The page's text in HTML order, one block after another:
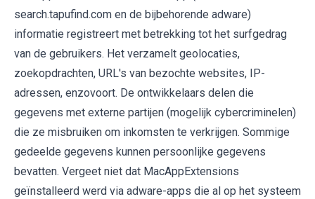
search.tapufind.com en de bijbehorende adware)
informatie registreert met betrekking tot het surfgedrag
van de gebruikers. Het verzamelt geolocaties,
zoekopdrachten, URL's van bezochte websites, IP-
adressen, enzovoort. De ontwikkelaars delen die
gegevens met externe partijen (mogelijk cybercriminelen)
die ze misbruiken om inkomsten te verkrijgen. Sommige
gedeelde gegevens kunnen persoonlijke gegevens
bevatten. Vergeet niet dat MacAppExtensions
geïnstalleerd werd via adware-apps die al op het systeem